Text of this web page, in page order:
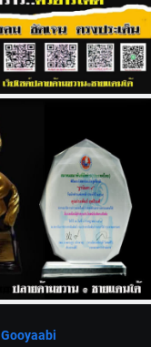
Gooyaabi